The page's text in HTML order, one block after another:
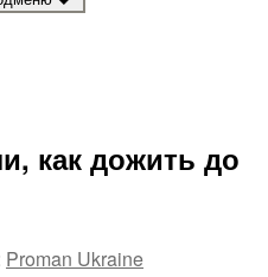
как дожить до
Proman Ukraine